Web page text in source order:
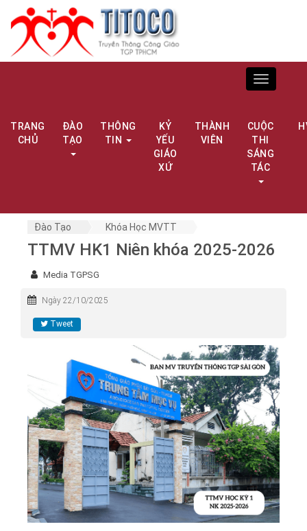
Toggle
navigation
TRANG
CHỦ
ĐÀO
TẠO
THÔNG
TIN
KỶ
YẾU
GIÁO
XỨ
THÀNH
VIÊN
CUỘC
THI
SÁNG
TÁC
Đào Tạo Khóa Học MVTT
TTMV HK1 Niên khóa 2025-2026
Media TGPSG
Ngày 22/10/2025
Tweet